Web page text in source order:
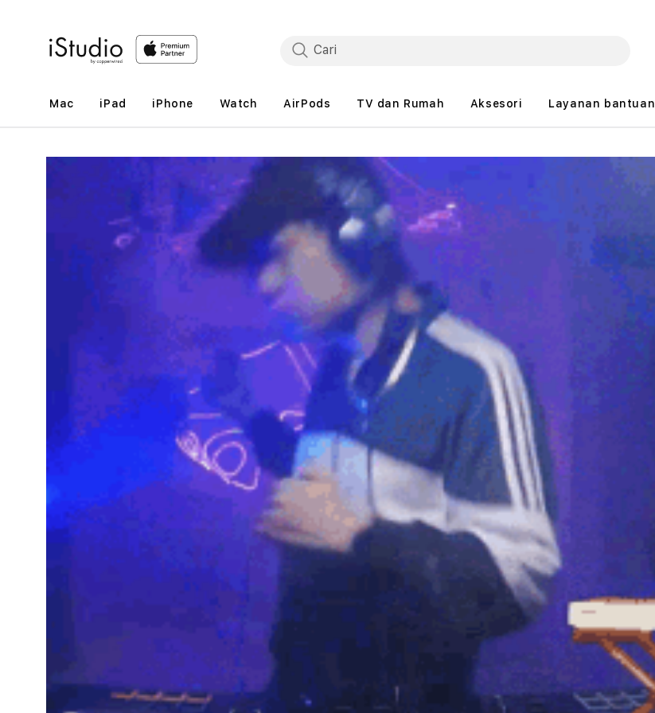
Mac iPad iPhone Watch AirPods TV dan Rumah Aksesori Layanan bantuan
Lewati